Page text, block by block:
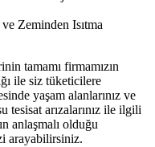
Zeminden Isıtma
tamamı firmamızın
ile siz tüketicilere
yaşam alanlarınız ve
tesisat arızalarınız ile ilgili
anlaşmalı olduğu
arayabilirsiniz.